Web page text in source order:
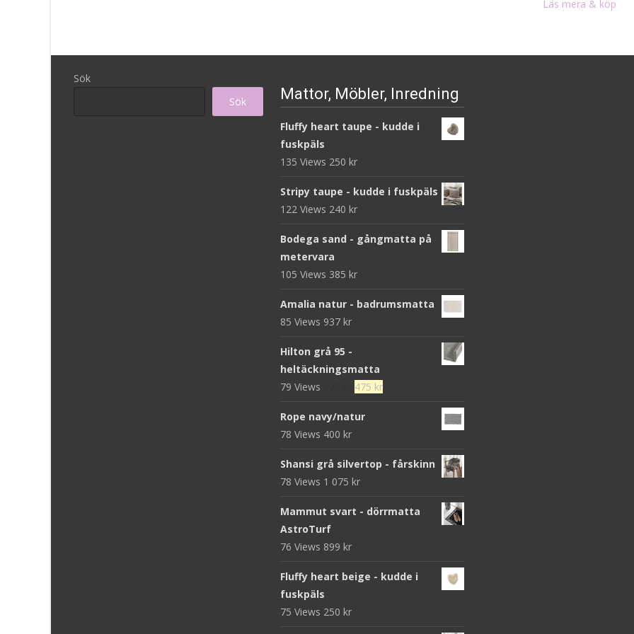
Läs mera & köp
Sök
Sök
Mattor, Möbler, Inredning
Fluffy heart taupe - kudde i
fuskpäls
135 Views 250 kr
Stripy taupe - kudde i fuskpäls
122 Views 240 kr
Bodega sand - gångmatta på
metervara
105 Views 385 kr
Amalia natur - badrumsmatta
85 Views 937 kr
Hilton grå 95 -
heltäckningsmatta
79 Views
Det
priset
475 krDet
475 kr.
Rope navy/natur
78 Views 400 kr
Shansi grå silvertop - fårskinn
78 Views 1 075 kr
Mammut svart - dörrmatta
AstroTurf
76 Views 899 kr
Fluffy heart beige - kudde i
fuskpäls
75 Views 250 kr